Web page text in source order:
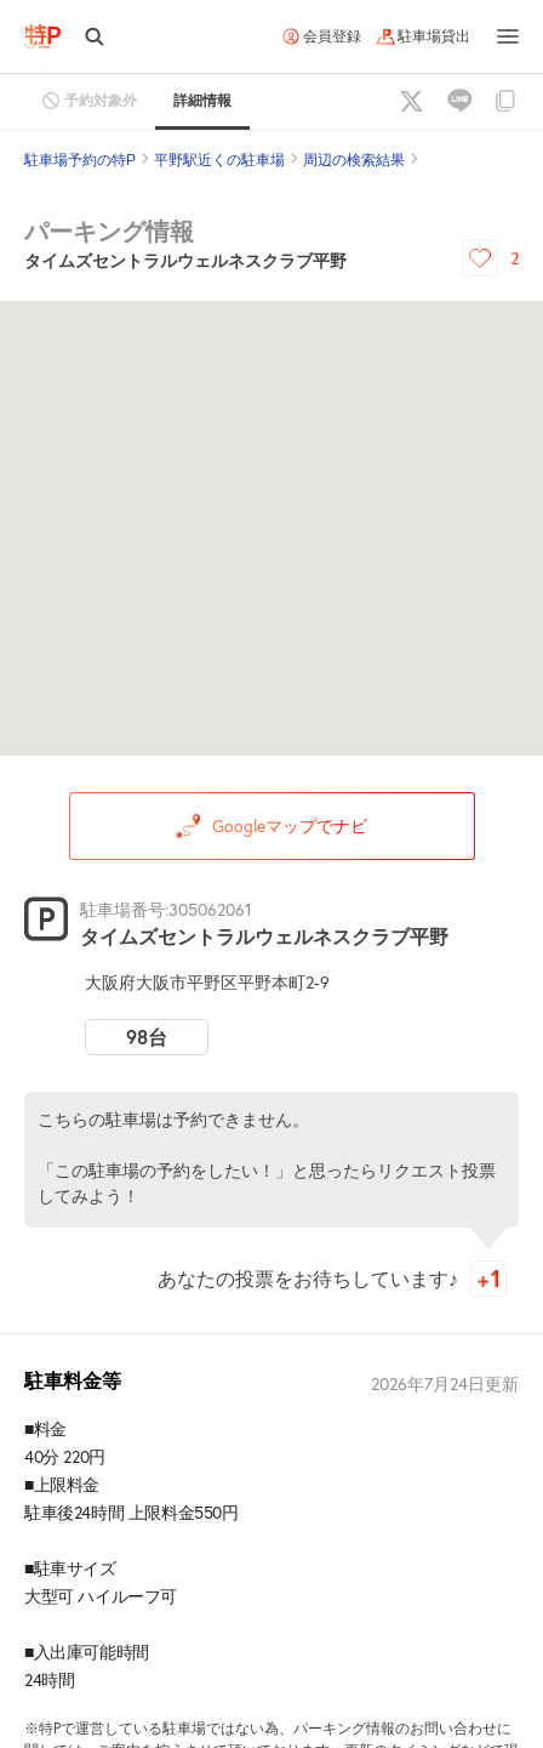
会員登録 駐車場貸出
予約対象外 詳細情報
駐車場予約の特P 平野駅近くの駐車場 周辺の検索結果
パーキング情報
タイムズセントラルウェルネスクラブ平野 2
Googleマップでナビ
駐車場番号:305062061
タイムズセントラルウェルネスクラブ平野
大阪府大阪市平野区平野本町2-9
98台
こちらの駐車場は予約できません。
「この駐車場の予約をしたい！」と思ったらリクエスト投票
してみよう！
あなたの投票をお待ちしています♪
駐車料金等 2026年7月24日更新
■料金
40分 220円
■上限料金
駐車後24時間 上限料金550円
■駐車サイズ
大型可 ハイルーフ可
■入出庫可能時間
24時間
※特Pで運営している駐車場ではない為、パーキング情報のお問い合わせに